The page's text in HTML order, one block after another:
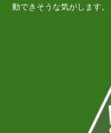
動できそうな気がします。